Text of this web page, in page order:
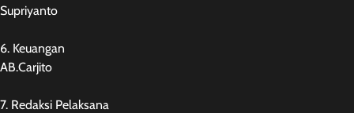
Supriyanto
6. Keuangan
AB.Carjito
7. Redaksi Pelaksana